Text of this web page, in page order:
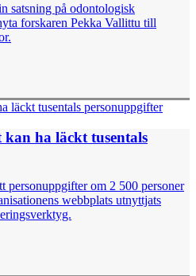
satsning på odontologisk
forskaren Pekka Vallittu till
ha läckt tusentals
personuppgifter om 2 500 personer
webbplats utnyttjats